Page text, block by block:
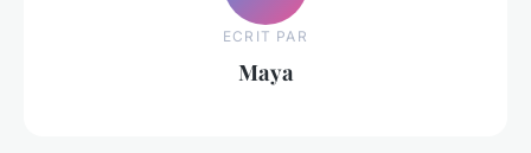
ECRIT PAR
Maya